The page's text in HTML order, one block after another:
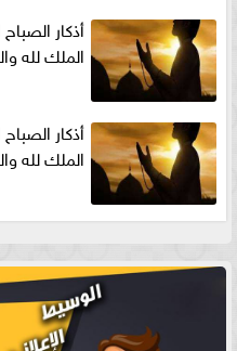
الملك لله
الملك لله